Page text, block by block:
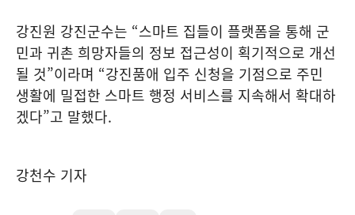
강진원 강진군수는 “스마트 집들이 플랫폼을 통해 군
민과 귀촌 희망자들의 정보 접근성이 획기적으로 개선
될 것”이라며 “강진품애 입주 신청을 기점으로 주민
생활에 밀접한 스마트 행정 서비스를 지속해서 확대하
겠다”고 말했다.
강천수 기자